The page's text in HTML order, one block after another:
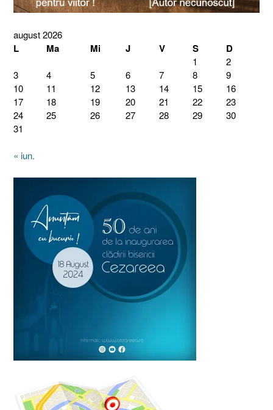
august 2026
L Ma Mi J V S D
1
2
3
4 5 6 7 8
9
10
11 12 13 14 15
16
17
18 19 20 21 22
23
24
25 26 27 28 29
30
31
« iun.